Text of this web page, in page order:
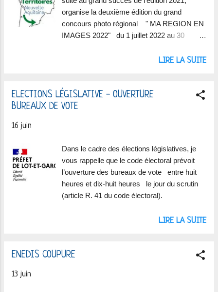
organise la deuxième édition du grand
concours photo régional " MA REGION EN
IMAGES 2022" du 1 juillet 2022 au 30
LIRE LA SUITE
ELECTIONS LÉGISLATIVE - OUVERTURE
BUREAUX DE VOTE
16 juin
Dans le cadre des élections législatives, je
vous rappelle que le code électoral prévoit
l’ouverture des bureaux de vote entre huit
heures et dix-huit heures le jour du scrutin
(article R. 41 du code électoral).
LIRE LA SUITE
ENEDIS COUPURE
13 juin